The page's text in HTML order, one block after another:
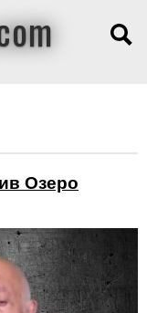
Озеро